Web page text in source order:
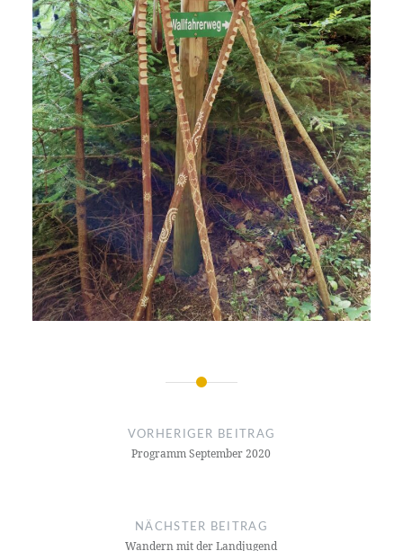
Beitragsnavigation
VORHERIGER BEITRAG
Programm September 2020
NÄCHSTER BEITRAG
Wandern mit der Landjugend